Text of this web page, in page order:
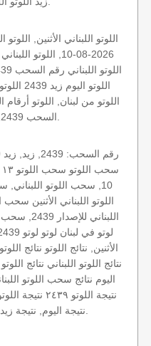
اللوتو اللبناني الأثنين, اللوتو
2026-08-10,
10, سحب اللوتو
اللوتو اللبناني الأثنين
نتائج اللوتو اللبناني نتائج
نتيجة اللوتو